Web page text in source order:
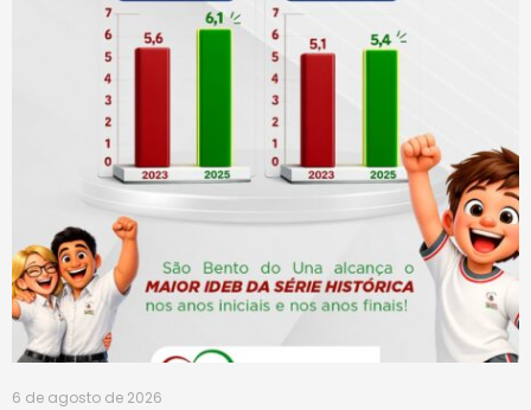
6 de agosto de 2026